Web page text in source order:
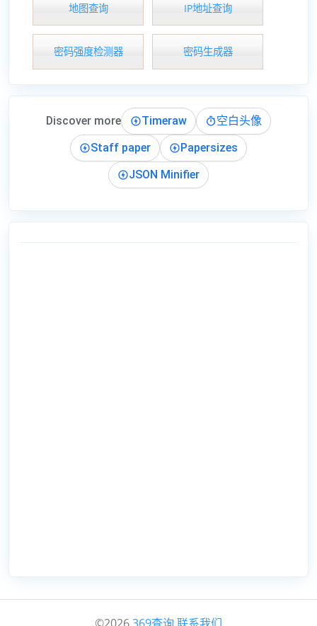
地图查询 IP地址查询
密码强度检测器 密码生成器
Discover more Timeraw
空白头像
Staff paper
Papersizes
JSON Minifier